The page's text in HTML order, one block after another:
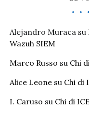
Alejandro Muraca su
Wazuh SIEM
Marco Russo su Chi
Alice Leone su Chi di
I. Caruso su Chi di